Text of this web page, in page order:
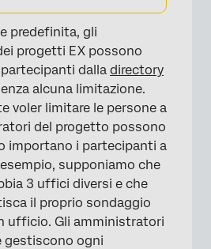
predefinita, gli
progetti EX possono
dalla directory
alcuna limitazione.
voler limitare le persone a
del progetto possono
importano i partecipanti a
supponiamo che
3 uffici diversi e che
il proprio sondaggio
ufficio. Gli amministratori
gestiscono ogni